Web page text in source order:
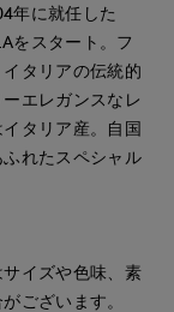
年に就任した
をスタート。フ
タリアの伝統的
エレガンスなレ
タリア産。自国
れたスペシャル
イズや色味、素
ございます。